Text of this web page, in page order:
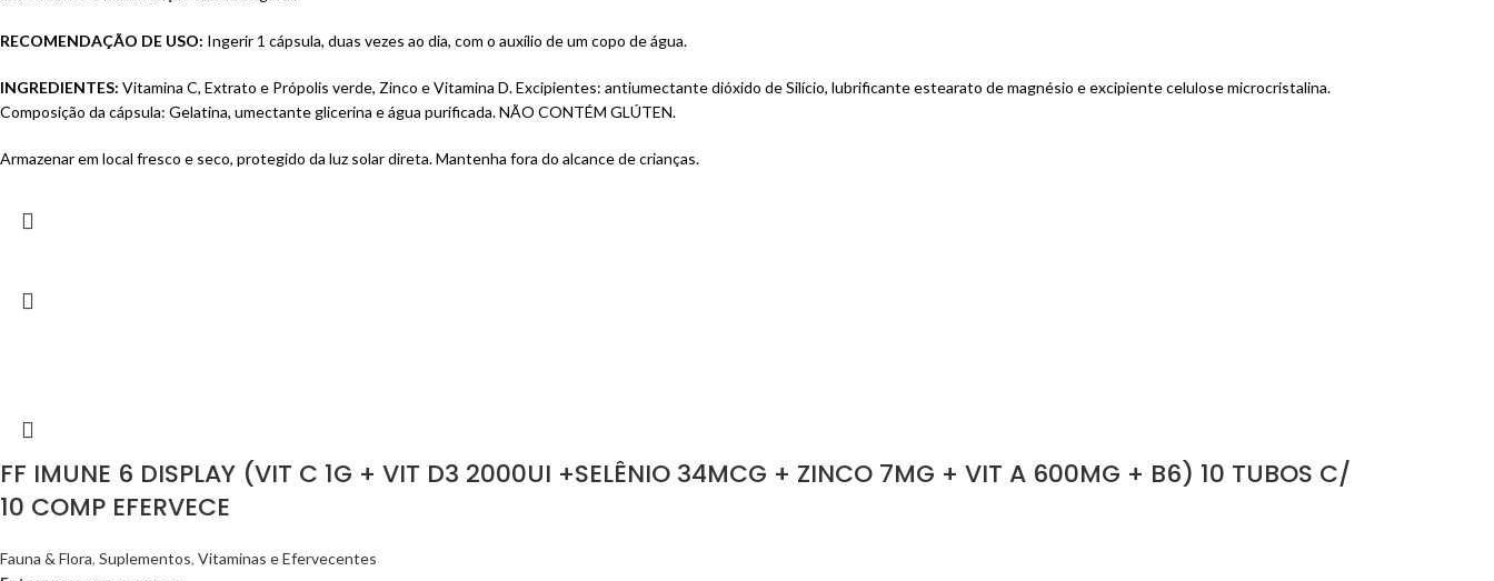
RECOMENDAÇÃO DE USO: Ingerir 1 cápsula, duas vezes ao dia, com o auxílio de um copo de água.
INGREDIENTES: Vitamina C, Extrato e Própolis verde, Zinco e Vitamina D. Excipientes: antiumectante dióxido de Silício, lubrificante estearato de magnésio e excipiente celulose microcristalina.
Composição da cápsula: Gelatina, umectante glicerina e água purificada. NÃO CONTÉM GLÚTEN.
Armazenar em local fresco e seco, protegido da luz solar direta. Mantenha fora do alcance de crianças.
FF IMUNE 6 DISPLAY (VIT C 1G + VIT D3 2000UI +SELÊNIO 34MCG + ZINCO 7MG + VIT A 600MG + B6) 10 TUBOS C/
10 COMP EFERVECE
Fauna & Flora, Suplementos, Vitaminas e Efervecentes